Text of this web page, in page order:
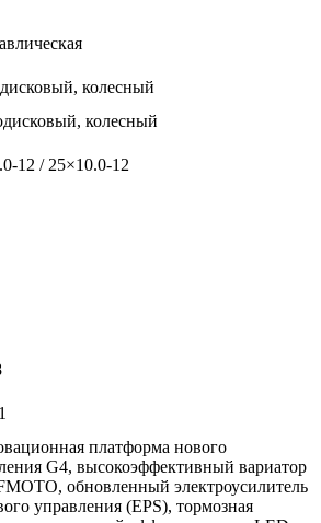
колесный
колесный
12 / 25×10.0-12
платформа нового
G4, высокоэффективный вариатор
обновленный электроусилитель
управления (EPS), тормозная